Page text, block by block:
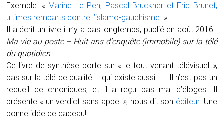
Exemple: « Marine Le Pen, Pascal Bruckner et Eric Brunet,
ultimes remparts contre l’islamo-gauchisme. »
Il a écrit un livre il n’y a pas longtemps, publié en août 2016 :
Ma vie au poste – Huit ans d’enquête (immobile) sur la télé
du quotidien.
Ce livre de synthèse porte sur « le tout venant télévisuel »,
pas sur la télé de qualité – qui existe aussi – . Il n’est pas un
recueil de chroniques, et il a reçu pas mal d’éloges. Il
présente « un verdict sans appel », nous dit son éditeur. Une
bonne idée de cadeau!